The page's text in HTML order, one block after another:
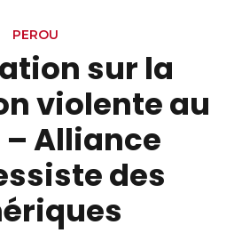
PEROU
sur la
violente au
– Alliance
des